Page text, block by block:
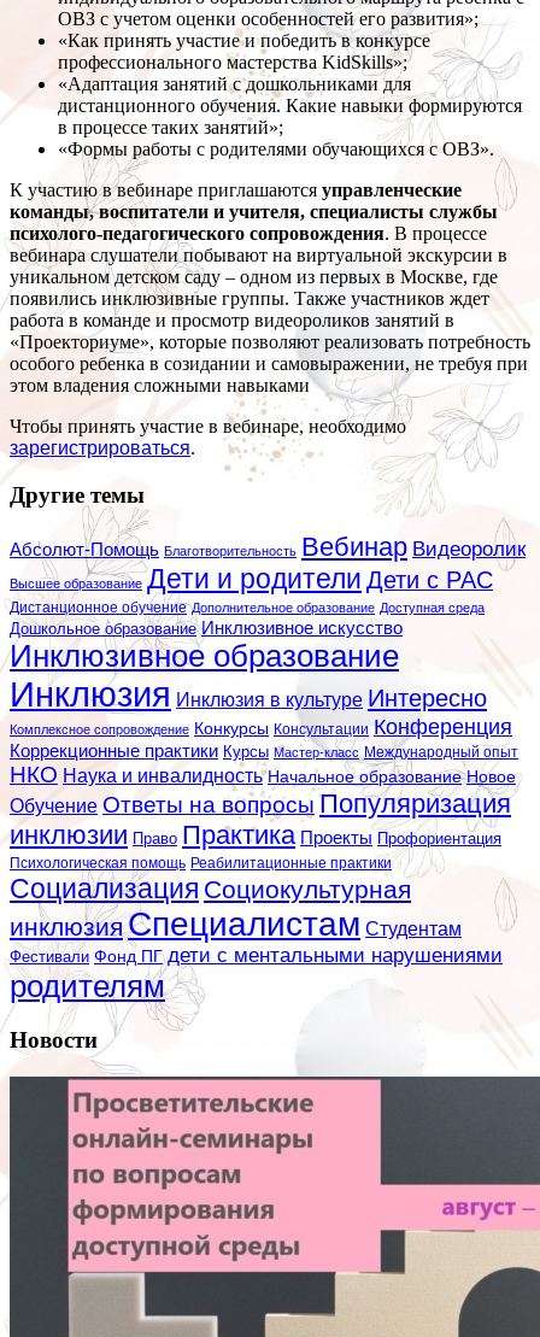
ОВЗ с учетом оценки особенностей его развития»;
«Как принять участие и победить в конкурсе
профессионального мастерства KidSkills»;
«Адаптация занятий с дошкольниками для
дистанционного обучения. Какие навыки формируются
в процессе таких занятий»;
«Формы работы с родителями обучающихся с ОВЗ».
К участию в вебинаре приглашаются управленческие
команды, воспитатели и учителя, специалисты службы
психолого-педагогического сопровождения. В процессе
вебинара слушатели побывают на виртуальной экскурсии в
уникальном детском саду – одном из первых в Москве, где
появились инклюзивные группы. Также участников ждет
работа в команде и просмотр видеороликов занятий в
«Проекториуме», которые позволяют реализовать потребность
особого ребенка в созидании и самовыражении, не требуя при
этом владения сложными навыками
Чтобы принять участие в вебинаре, необходимо
зарегистрироваться.
Другие темы
Абсолют-Помощь Благотворительность Вебинар Видеоролик
Высшее образование Дети и родители Дети с РАС
Дистанционное обучение Дополнительное образование Доступная среда
Дошкольное образование Инклюзивное искусство
Инклюзивное образование
Инклюзия Инклюзия в культуре Интересно
Комплексное сопровождение Конкурсы Консультации Конференция
Коррекционные практики Курсы Мастер-класс Международный опыт
НКО Наука и инвалидность Начальное образование Новое
Обучение Ответы на вопросы Популяризация
инклюзии Право Практика Проекты Профориентация
Психологическая помощь Реабилитационные практики
Социализация Социокультурная
инклюзияСпециалистам Студентам
Фестивали Фонд ПГ дети с ментальными нарушениями
родителям
Новости